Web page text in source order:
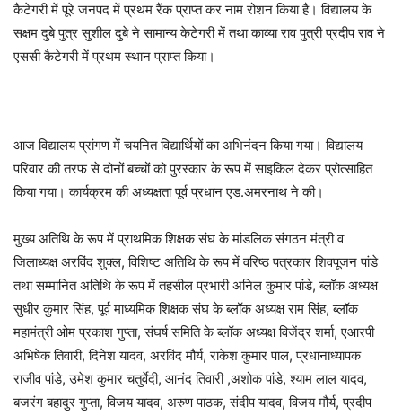
कैटेगरी में पूरे जनपद में प्रथम रैंक प्राप्त कर नाम रोशन किया है। विद्यालय के
सक्षम दुबे पुत्र सुशील दुबे ने सामान्य केटेगरी में तथा काव्या राव पुत्री प्रदीप राव ने
एससी कैटेगरी में प्रथम स्थान प्राप्त किया।
आज विद्यालय प्रांगण में चयनित विद्यार्थियों का अभिनंदन किया गया। विद्यालय
परिवार की तरफ से दोनों बच्चों को पुरस्कार के रूप में साइकिल देकर प्रोत्साहित
किया गया। कार्यक्रम की अध्यक्षता पूर्व प्रधान एड.अमरनाथ ने की।
मुख्य अतिथि के रूप में प्राथमिक शिक्षक संघ के मांडलिक संगठन मंत्री व
जिलाध्यक्ष अरविंद शुक्ल, विशिष्ट अतिथि के रूप में वरिष्ठ पत्रकार शिवपूजन पांडे
तथा सम्मानित अतिथि के रूप में तहसील प्रभारी अनिल कुमार पांडे, ब्लॉक अध्यक्ष
सुधीर कुमार सिंह, पूर्व माध्यमिक शिक्षक संघ के ब्लॉक अध्यक्ष राम सिंह, ब्लॉक
महामंत्री ओम प्रकाश गुप्ता, संघर्ष समिति के ब्लॉक अध्यक्ष विजेंद्र शर्मा, एआरपी
अभिषेक तिवारी, दिनेश यादव, अरविंद मौर्य, राकेश कुमार पाल, प्रधानाध्यापक
राजीव पांडे, उमेश कुमार चतुर्वेदी, आनंद तिवारी ,अशोक पांडे, श्याम लाल यादव,
बजरंग बहादुर गुप्ता, विजय यादव, अरुण पाठक, संदीप यादव, विजय मौर्य, प्रदीप